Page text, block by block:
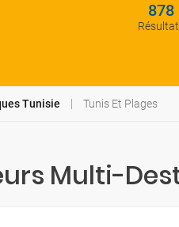
878
Tunisie Tunis Et Plages
Multi-